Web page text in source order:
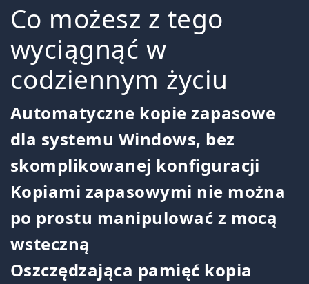
Co możesz z tego
wyciągnąć w
codziennym życiu
Automatyczne kopie zapasowe
dla systemu Windows, bez
skomplikowanej konfiguracji
Kopiami zapasowymi nie można
po prostu manipulować z mocą
wsteczną
Oszczędzająca pamięć kopia